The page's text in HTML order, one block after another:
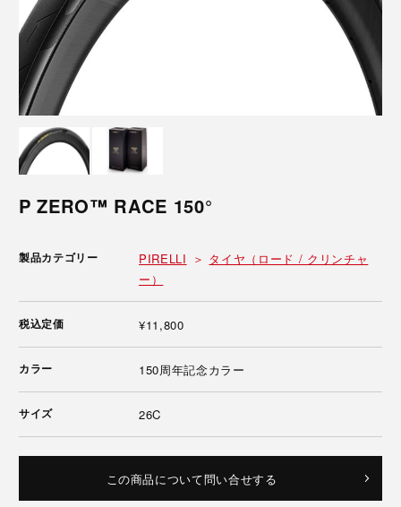
P ZERO™ RACE 150°
製品カテゴリー PIRELLI
タイヤ（ロード / クリンチャ
ー）
税込定価 ¥11,800
カラー 150周年記念カラー
サイズ 26C
この商品について問い合せする